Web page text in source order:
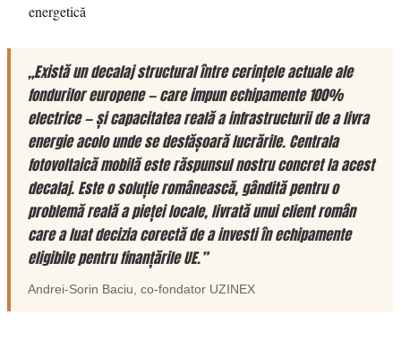
energetică
„Există un decalaj structural între cerințele actuale ale
fondurilor europene — care impun echipamente 100%
electrice — și capacitatea reală a infrastructurii de a livra
energie acolo unde se desfășoară lucrările. Centrala
fotovoltaică mobilă este răspunsul nostru concret la acest
decalaj. Este o soluție românească, gândită pentru o
problemă reală a pieței locale, livrată unui client român
care a luat decizia corectă de a investi în echipamente
eligibile pentru finanțările UE.”
Andrei-Sorin Baciu, co-fondator UZINEX